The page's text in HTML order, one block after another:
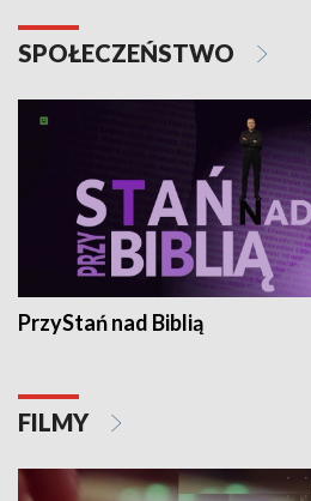
SPOŁECZEŃSTWO
PrzyStań nad Biblią
FILMY